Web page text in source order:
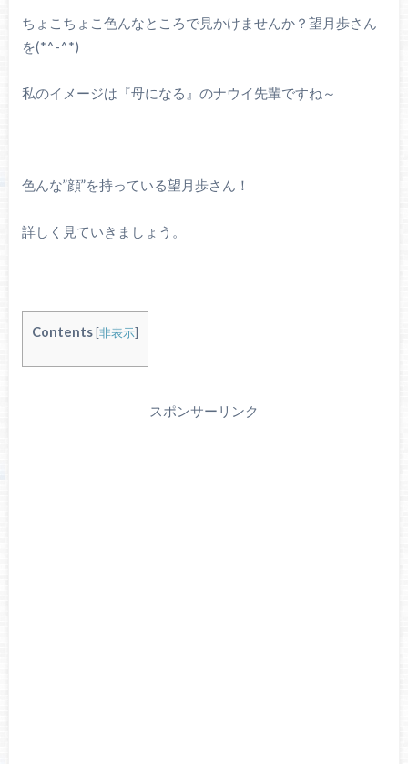
ちょこちょこ色んなところで見かけませんか？望月歩さん
を(*^-^*)
私のイメージは『母になる』のナウイ先輩ですね～
色んな”顔”を持っている望月歩さん！
詳しく見ていきましょう。
Contents [非表示]
スポンサーリンク